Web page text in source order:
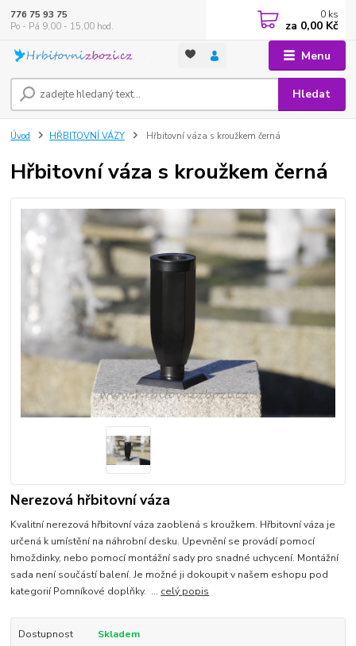
Menu
Hledat
776 75 93 75
Po - Pá 9,00 - 15,00 hod.
0 ks
za 0,00 Kč
Úvod HŘBITOVNÍ VÁZY Hřbitovní váza s kroužkem černá
Hřbitovní váza s kroužkem černá
Nerezová hřbitovní váza
Kvalitní nerezová hřbitovní váza zaoblená s kroužkem. Hřbitovní váza je
určená k umístění na náhrobní desku. Upevnění se provádí pomocí
hmoždinky, nebo pomocí montážní sady pro snadné uchycení. Montážní
sada není součástí balení. Je možné ji dokoupit v našem eshopu pod
kategorií Pomníkové doplňky. ... celý popis
Dostupnost Skladem